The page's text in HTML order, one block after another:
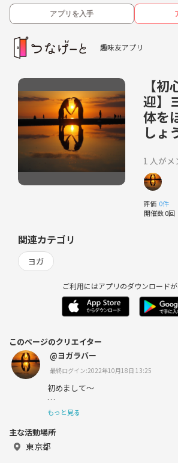
アプリを入手
趣味友アプリ
【
迎】
体を
しょ
1 人がメ
評価 0件
開催数 0回
関連カテゴリ
ヨガ
ご利用にはアプリのダウンロード
このページのクリエイター
@ヨガラバー
最終ログイン:2022年10月18日 13:25
初めまして〜
30代の仲間入りをしました！
もっと見る
主な活動場所
東京都